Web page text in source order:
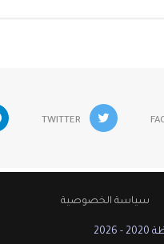
TWITTER
سياسة الخصوصية